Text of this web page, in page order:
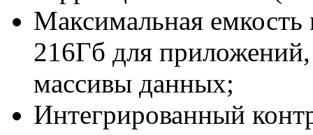
Максимальная
216Гб для
массивы данных;
Интегрированный